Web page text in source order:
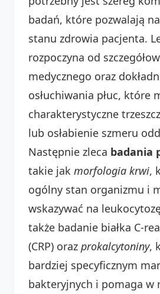
badań, które pozwalają
stanu zdrowia pacjenta.
rozpoczyna od
medycznego oraz
osłuchiwania płuc, które
charakterystyczne
lub osłabienie szmeru
Następnie zleca badania
takie jak morfologia krwi,
ogólny stan organizmu i
wskazywać na
także badanie białka C-
(CRP) oraz prokalcytoniny,
bardziej specyficznym
bakteryjnych i pomaga w